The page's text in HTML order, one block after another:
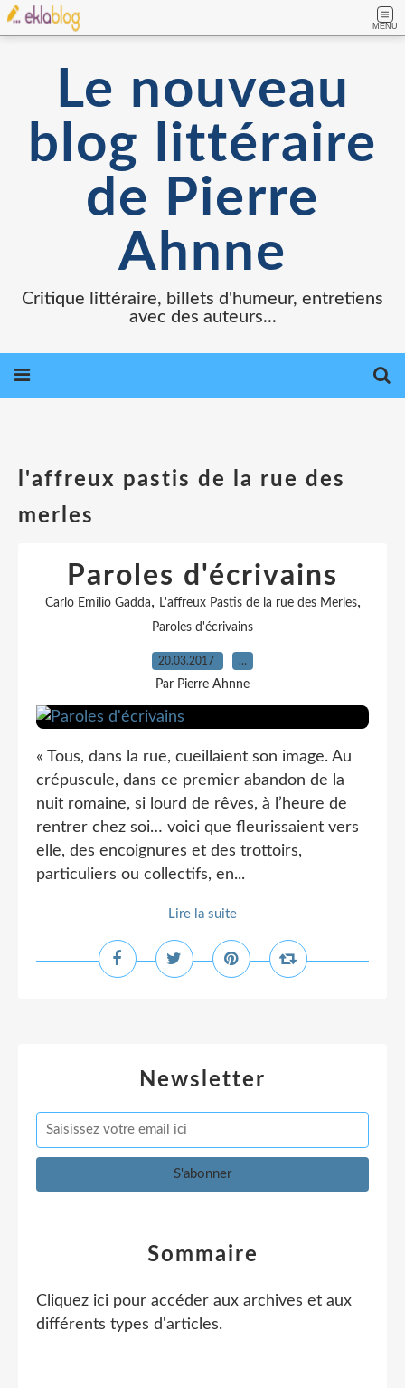
MENU
Le nouveau
blog littéraire
de Pierre
Ahnne
Critique littéraire, billets d'humeur, entretiens
avec des auteurs...
l'affreux pastis de la rue des
merles
Paroles d'écrivains
Carlo Emilio Gadda, L'affreux Pastis de la rue des Merles,
Paroles d'écrivains
20.03.2017 …
Par Pierre Ahnne
« Tous, dans la rue, cueillaient son image. Au
crépuscule, dans ce premier abandon de la
nuit romaine, si lourd de rêves, à l’heure de
rentrer chez soi… voici que fleurissaient vers
elle, des encoignures et des trottoirs,
particuliers ou collectifs, en...
Lire la suite
Newsletter
Sommaire
Cliquez ici pour accéder aux archives et aux
différents types d'articles.